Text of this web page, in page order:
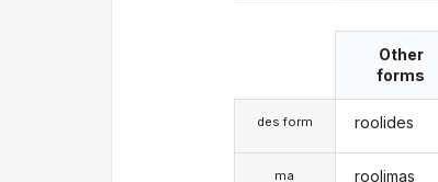
des form
ma
Other
forms
roolides
roolimas